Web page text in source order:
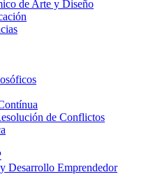
de Arte y Diseño
de Conflictos
Desarrollo Emprendedor